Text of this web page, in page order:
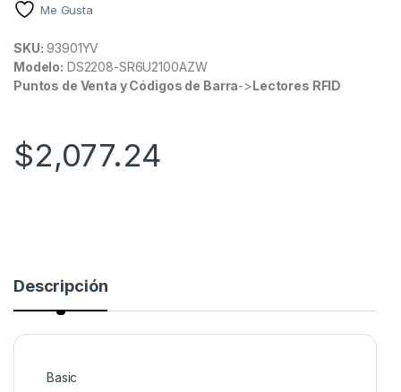
Me Gusta
SKU: 93901YV
Modelo: DS2208-SR6U2100AZW
Puntos de Venta y Códigos de Barra->Lectores RFID
$2,077.24
Descripción
Basic